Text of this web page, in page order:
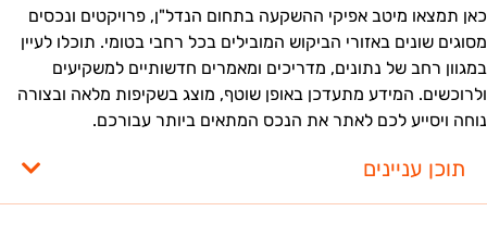
תמצאו מיטב אפיקי ההשקעה בתחום הנדל"ן, פרויקטים ונכסים
שונים באזורי הביקוש המובילים בכל רחבי בטומי. תוכלו לעיין
רחב של נתונים, מדריכים ומאמרים חדשותיים למשקיעים
המידע מתעדכן באופן שוטף, מוצג בשקיפות מלאה ובצורה
ויסייע לכם לאתר את הנכס המתאים ביותר עבורכם.
תוכן עניינים